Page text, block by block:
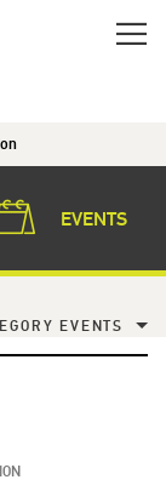
EVENTS
EVENTS